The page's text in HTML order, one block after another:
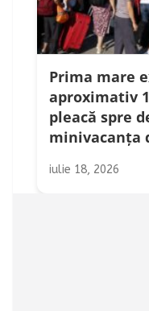
Prima mare
aproximativ
pleacă spre
minivacanța
iulie 18, 2026